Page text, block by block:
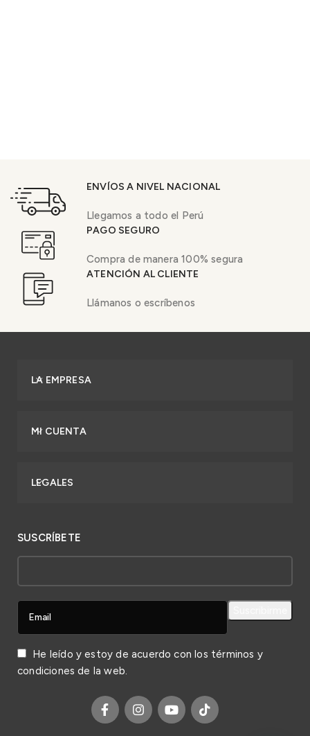
ENVÍOS A NIVEL NACIONAL
Llegamos a todo el Perú
PAGO SEGURO
Compra de manera 100% segura
ATENCIÓN AL CLIENTE
Llámanos o escríbenos
LA EMPRESA
MI CUENTA
LEGALES
SUSCRÍBETE
He leído y estoy de acuerdo con los términos y
condiciones de la web.